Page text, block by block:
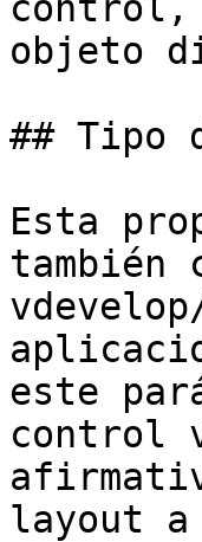
objeto
## Tipo
Esta
también
este
control
layout